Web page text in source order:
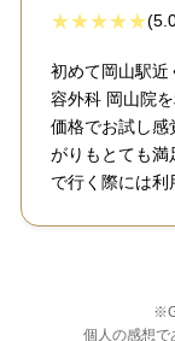
初めて岡山駅近
容外科 岡山院
価格でお試し感
がりもとても満
で行く際には利
個人の感想で